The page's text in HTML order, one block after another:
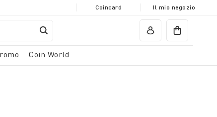
Coincard Il mio negozio
Coin World